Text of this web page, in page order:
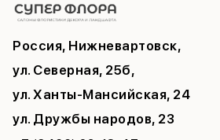
Россия, Нижневартовск,
ул. Северная, 25б,
ул. Ханты-Мансийская, 24
ул. Дружбы народов, 23